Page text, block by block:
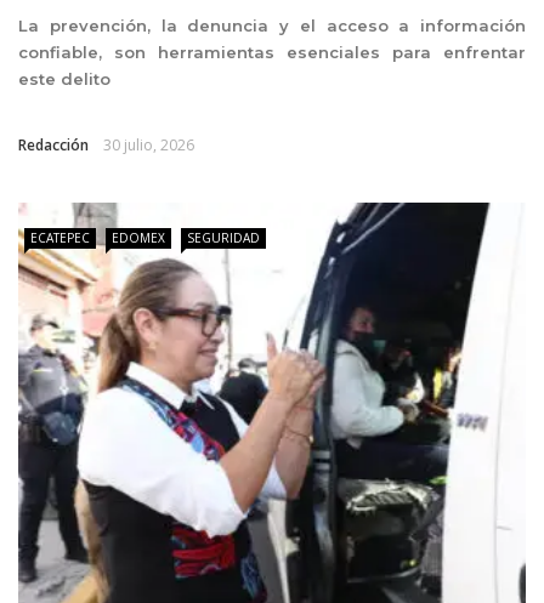
La prevención, la denuncia y el acceso a información
confiable, son herramientas esenciales para enfrentar
este delito
Redacción 30 julio, 2026
ECATEPEC EDOMEX SEGURIDAD